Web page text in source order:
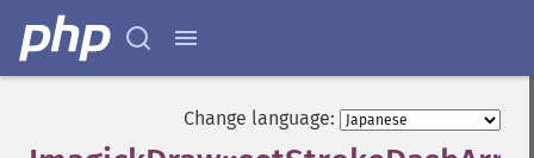
Change language: